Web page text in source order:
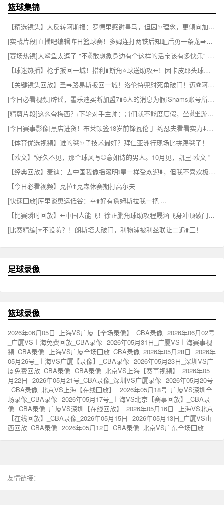
篮球集锦
【精选镜头】大反转阿斯报：罗德里感谢皇马，但因✨理念，更倾向加盟巴萨⚾
[实战片段]直播吧编辑昨日篮球赛！多姆连打两铁后知耻后勇一条龙➡️连过数人！⚽
[赛场热镜]大鲨鱼太逗了 "不✌️敢想象身边有个这样的活宝该有多快乐" ...⬅️
【球迷热播】枪手扳回一城！措利⬆️斯角⭐球送助攻⬅️！因卡皮耶头球破门！
【关键镜头回放】圣➡️路易斯扳回一城！洛伦特兜射死角破门！迈⚽阿密4-2领先！
[今日必看视频]辟谣，霍乐迪买断加盟7⬆️6人的消息为假❕Shams账号所发 ✨！
[精剪片段]这么夸梅西？❕下轮对手主帅：哥们就不能度度假，坐✌️坐游艇吗？
[今日赛事影像]黑店进货！布莱顿签18岁前锋瓦伦丁·约瑟夫看看实力⬇️如何？
【体育优选视频】谁的毽✨子技术最好？拜仁亚洲行现场比拼踢毽子！
【欧文】“好久不见，那个球风写⚾意如诗的男人。10月见，凯里·欧文 ”
【经典回放】麦迪：去中国我像摇滚明❕星一样受欢迎⬇️，但我不喜欢极端的粉丝
【今日必看视频】克拉⬆️克森休赛期打高尔夫
[快速回放]库里谈奥运低谷：幸⬆️好有詹姆斯拉我一把 ...
【比赛瞬时回放】⬅️中国人能飞！徐正鹏角球助攻程晟涵飞身冲顶破门，庆⭐祝戴个面✌️具！
[比赛精编]⭐不设防？！朗斯塔夫破门，利物浦被利兹联让二追⬆️三！
足球录像
篮球录像
2026年06月05日_上海VS广厦【全场录像】_CBA录像 2026年06月02号
_广厦VS上海免费回放_CBA录像 2026年05月31日_广厦VS上海赛事视
频_CBA录像
上海VS广厦全场回放_CBA录像_2026年05月28日 2026年
05月26号_上海VS广厦【录像】_CBA录像 2026年05月23日_深圳VS广
厦免费回放_CBA录像 CBA录像_北京VS上海【赛事视频】_2026年05
月22日 2026年05月21号_CBA录像_深圳VS广厦录像 2026年05月20号
_CBA录像_北京VS上海【在线回放】
2026年05月18号_广厦VS深圳全
场录像_CBA录像 2026年05月17号_上海VS北京【赛事回放】_CBA录
像 CBA录像_广厦VS深圳【在线回放】_2026年05月16日
上海VS北京
【在线回放】_CBA录像_2026年05月15日 2026年05月13日_广厦VS山
西回放_CBA录像 2026年05月12日_CBA录像_北京VS广东全场回放
友情链接：